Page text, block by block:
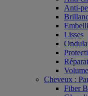
Anti-
Lisses
Volume
Cheveux :
Fiber